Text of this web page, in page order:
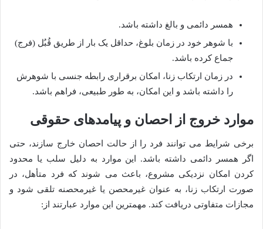
همسر دائمی و بالغ داشته باشد.
با شوهر خود در زمان بلوغ، حداقل یک بار از طریق قُبُل (فرج)
جماع کرده باشد.
در زمان ارتکاب زنا، امکان برقراری رابطه جنسی با شوهرش
را داشته باشد و این امکان، به طور طبیعی، فراهم باشد.
موارد خروج از احصان و پیامدهای حقوقی
برخی شرایط می توانند فرد را از حالت احصان خارج سازند، حتی
اگر همسر دائمی داشته باشد. این موارد به دلیل سلب یا محدود
کردن امکان نزدیکی مشروع، باعث می شوند که فرد متأهل، در
صورت ارتکاب زنا، به عنوان غیرمحصن یا غیرمحصنه تلقی شود و
مجازات متفاوتی دریافت کند. مهمترین این موارد عبارتند از: